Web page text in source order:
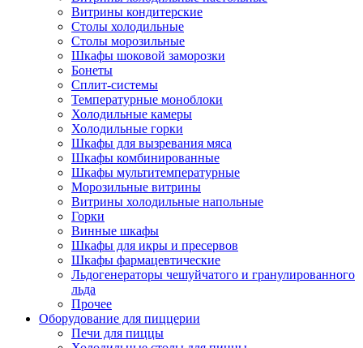
Витрины кондитерские
Столы холодильные
Столы морозильные
Шкафы шоковой заморозки
Бонеты
Сплит-системы
Температурные моноблоки
Холодильные камеры
Холодильные горки
Шкафы для вызревания мяса
Шкафы комбинированные
Шкафы мультитемпературные
Морозильные витрины
Витрины холодильные напольные
Горки
Винные шкафы
Шкафы для икры и пресервов
Шкафы фармацевтические
Льдогенераторы чешуйчатого и гранулированного
льда
Прочее
Оборудование для пиццерии
Печи для пиццы